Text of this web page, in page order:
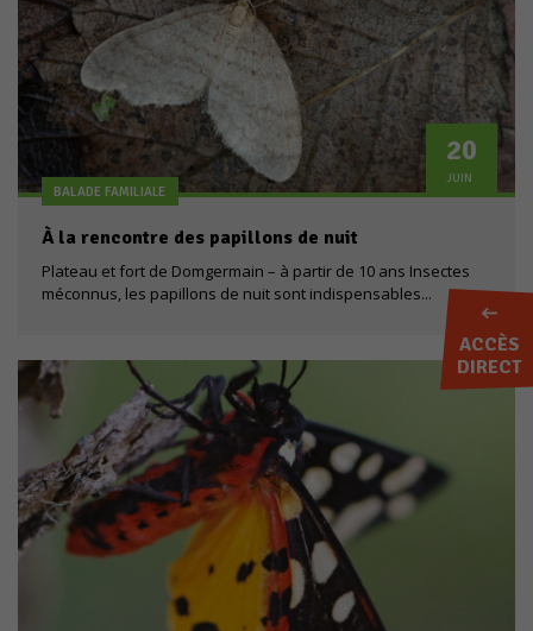
BALADE FAMILIALE
20
JUIN
À la rencontre des papillons de nuit
Plateau et fort de Domgermain – à partir de 10 ans Insectes
méconnus, les papillons de nuit sont indispensables...
ACCÈS
DIRECT